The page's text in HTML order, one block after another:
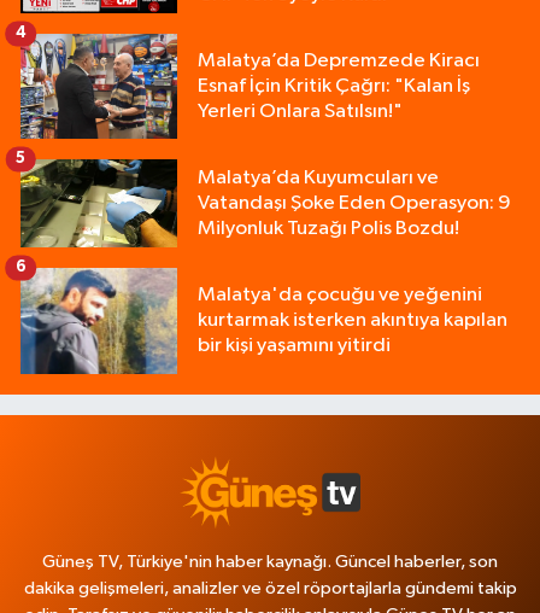
Malatya’da Depremzede Kiracı
Esnaf İçin Kritik Çağrı: "Kalan İş
Yerleri Onlara Satılsın!"
4
Malatya’da Kuyumcuları ve
Vatandaşı Şoke Eden Operasyon: 9
Milyonluk Tuzağı Polis Bozdu!
5
Malatya'da çocuğu ve yeğenini
kurtarmak isterken akıntıya kapılan
bir kişi yaşamını yitirdi
6
Güneş TV, Türkiye'nin haber kaynağı. Güncel haberler, son
dakika gelişmeleri, analizler ve özel röportajlarla gündemi takip